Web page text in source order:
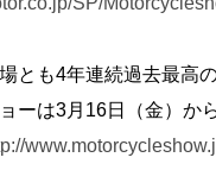
とも4年連続過去最高
ーは3月16日（金）か